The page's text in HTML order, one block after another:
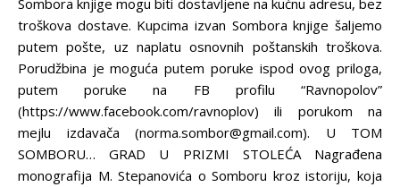
Sombora knjige mogu biti dostavljene na kućnu adresu, bez
troškova dostave. Kupcima izvan Sombora knjige šaljemo
putem pošte, uz naplatu osnovnih poštanskih troškova.
Porudžbina je moguća putem poruke ispod ovog priloga,
putem poruke na FB profilu “Ravnopolov”
(https://www.facebook.com/ravnoplov) ili porukom na
mejlu izdavača (norma.sombor@gmail.com). U TOM
SOMBORU… GRAD U PRIZMI STOLEĆA Nagrađena
monografija M. Stepanovića o Somboru kroz istoriju, koja